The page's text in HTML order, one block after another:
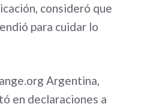
consideró que
para cuidar lo
Argentina,
en declaraciones a